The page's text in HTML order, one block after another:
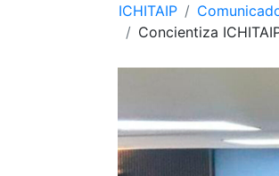
ICHITAIP
Concientiza